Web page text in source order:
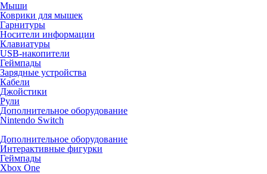
Мыши
Коврики для мышек
Гарнитуры
Носители информации
Клавиатуры
USB-накопители
Геймпады
Зарядные устройства
Кабели
Джойстики
Рули
Дополнительное оборудование
Nintendo Switch
Дополнительное оборудование
Интерактивные фигурки
Геймпады
Xbox One